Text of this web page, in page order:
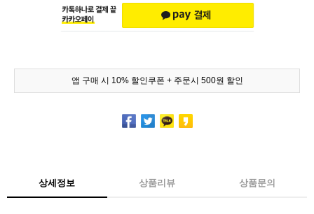
앱 구매 시 10% 할인쿠폰 + 주문시 500원 할인
상세정보 상품리뷰 상품문의